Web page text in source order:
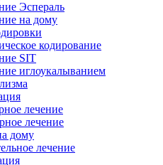
Эспераль
на дому
кодирование
SIT
иглоукалыванием
лечение
лечение
дому
лечение